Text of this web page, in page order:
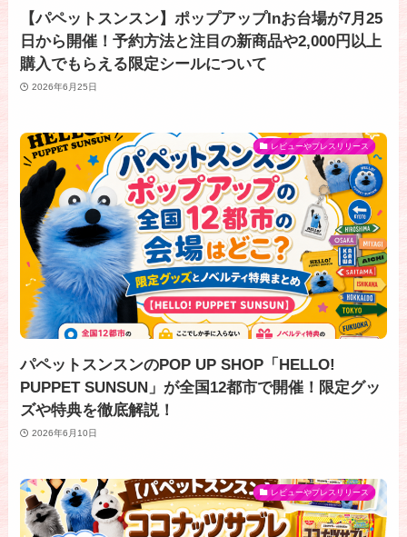
【パペットスンスン】ポップアップInお台場が7月25
日から開催！予約方法と注目の新商品や2,000円以上
購入でもらえる限定シールについて
2026年6月25日
レビューやプレスリリース
パペットスンスンのPOP UP SHOP「HELLO!
PUPPET SUNSUN」が全国12都市で開催！限定グッ
ズや特典を徹底解説！
2026年6月10日
レビューやプレスリリース